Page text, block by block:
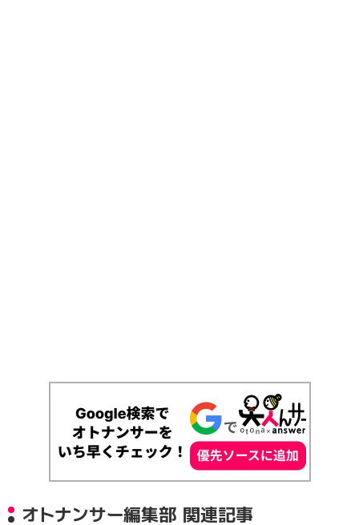
オトナンサー編集部 関連記事